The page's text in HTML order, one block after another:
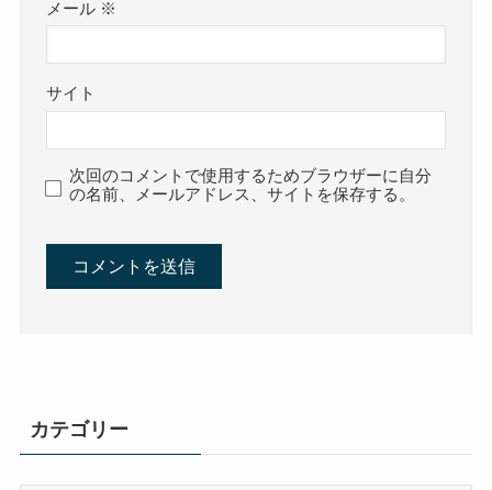
メール ※
サイト
次回のコメントで使用するためブラウザーに自分
の名前、メールアドレス、サイトを保存する。
カテゴリー